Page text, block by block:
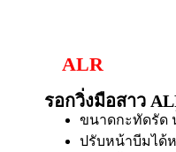
ALR
รอกวิ่งมือสาว
ขนาดกะทัดรัด
ปรับหน้าบีมได้